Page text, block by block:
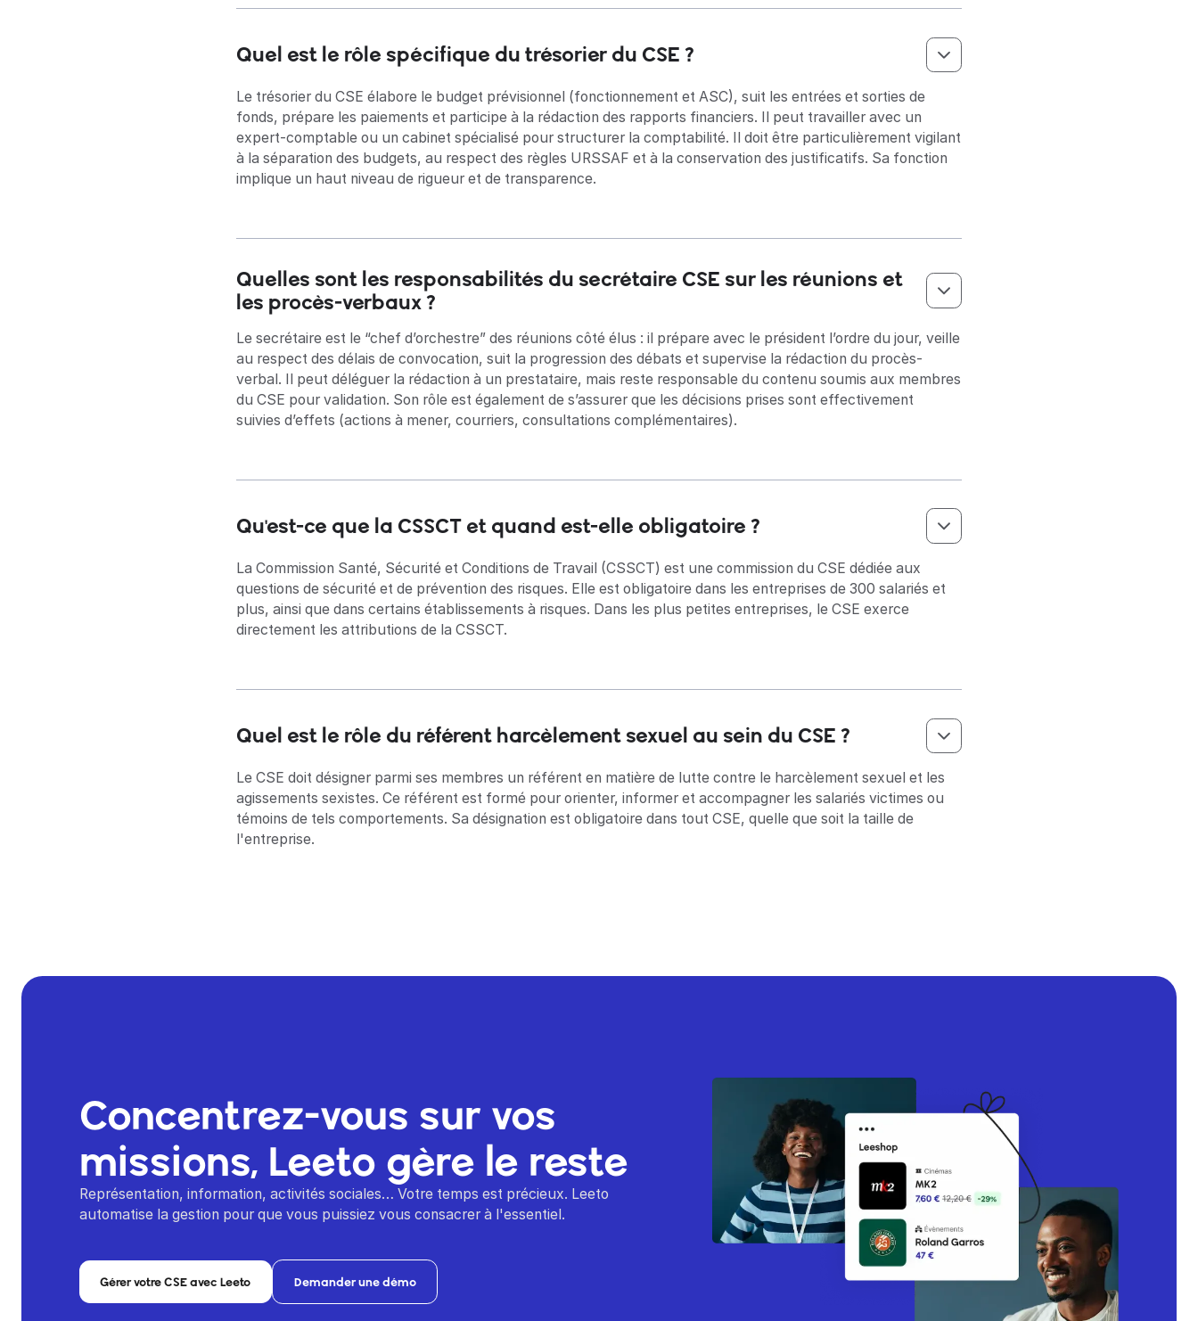
Quel est le rôle spécifique du trésorier du CSE ?
Le trésorier du CSE élabore le budget prévisionnel (fonctionnement et ASC), suit les entrées et sorties de
fonds, prépare les paiements et participe à la rédaction des rapports financiers. Il peut travailler avec un
expert-comptable ou un cabinet spécialisé pour structurer la comptabilité. Il doit être particulièrement vigilant
à la séparation des budgets, au respect des règles URSSAF et à la conservation des justificatifs. Sa fonction
implique un haut niveau de rigueur et de transparence.
Quelles sont les responsabilités du secrétaire CSE sur les réunions et
les procès-verbaux ?‍
Le secrétaire est le “chef d’orchestre” des réunions côté élus : il prépare avec le président l’ordre du jour, veille
au respect des délais de convocation, suit la progression des débats et supervise la rédaction du procès-
verbal. Il peut déléguer la rédaction à un prestataire, mais reste responsable du contenu soumis aux membres
du CSE pour validation. Son rôle est également de s’assurer que les décisions prises sont effectivement
suivies d’effets (actions à mener, courriers, consultations complémentaires).
Qu'est-ce que la CSSCT et quand est-elle obligatoire ?
La Commission Santé, Sécurité et Conditions de Travail (CSSCT) est une commission du CSE dédiée aux
questions de sécurité et de prévention des risques. Elle est obligatoire dans les entreprises de 300 salariés et
plus, ainsi que dans certains établissements à risques. Dans les plus petites entreprises, le CSE exerce
directement les attributions de la CSSCT.
Quel est le rôle du référent harcèlement sexuel au sein du CSE ?
Le CSE doit désigner parmi ses membres un référent en matière de lutte contre le harcèlement sexuel et les
agissements sexistes. Ce référent est formé pour orienter, informer et accompagner les salariés victimes ou
témoins de tels comportements. Sa désignation est obligatoire dans tout CSE, quelle que soit la taille de
l'entreprise.
Concentrez-vous sur vos
missions, Leeto gère le reste
Représentation, information, activités sociales… Votre temps est précieux. Leeto
automatise la gestion pour que vous puissiez vous consacrer à l'essentiel.
Gérer votre CSE avec Leeto Demander une démo